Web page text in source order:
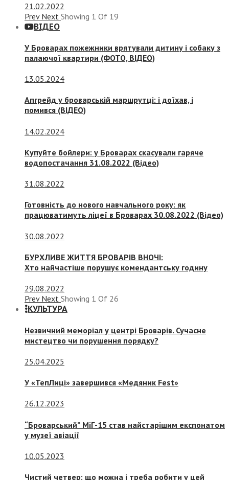
21.02.2022
Prev Next Showing 1 Of 19
ВІДЕО
У Броварах пожежники врятували дитину і собаку з
палаючої квартири (ФОТО, ВІДЕО)
13.05.2024
Апгрейд у броварській маршрутці: і доїхав, і
помився (ВІДЕО)
14.02.2024
Купуйте бойлери: у Броварах скасували гаряче
водопостачання 31.08.2022 (Відео)
31.08.2022
Готовність до нового навчального року: як
працюватимуть ліцеї в Броварах 30.08.2022 (Відео)
30.08.2022
БУРХЛИВЕ ЖИТТЯ БРОВАРІВ ВНОЧІ:
Хто найчастіше порушує комендантську годину
29.08.2022
Prev Next Showing 1 Of 26
КУЛЬТУРА
Незвичний меморіал у центрі Броварів. Сучасне
мистецтво чи порушення порядку?
25.04.2025
У «ТепЛиці» завершився «Медяник Fest»
26.12.2023
“Броварський” МіГ-15 став найстарішим експонатом
у музеї авіації
10.05.2023
Чистий четвер: що можна і треба робити у цей